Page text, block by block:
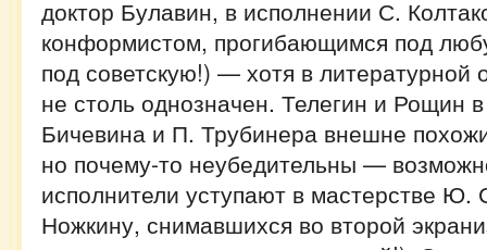
доктор Булавин, в исполнении С.
конформистом, прогибающимся под
под советскую!) — хотя в литературной
не столь однозначен. Телегин и Рощин
Бичевина и П. Трубинера внешне
но почему-то неубедительны —
исполнители уступают в мастерстве
Ножкину, снимавшихся во второй